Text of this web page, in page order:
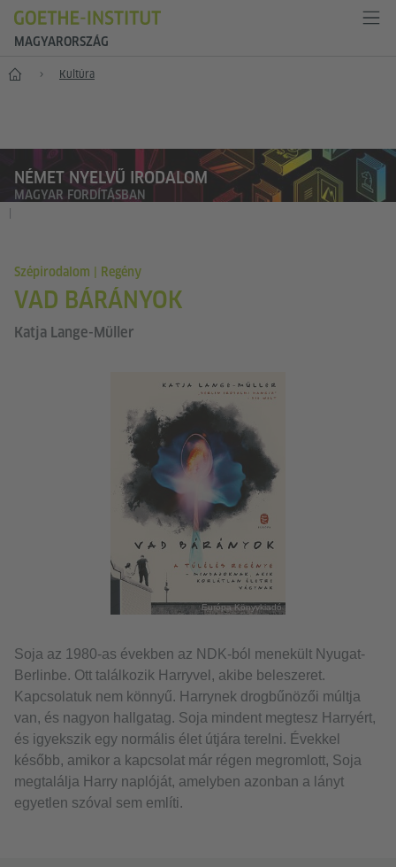
MAGYARORSZÁG
Főoldal Kultúra
NÉMET NYELVŰ IRODALOM
MAGYAR FORDÍTÁSBAN
Szépirodalom | Regény
VAD BÁRÁNYOK
Katja Lange-Müller
Európa Könyvkiadó
Soja az 1980-as években az NDK-ból menekült Nyugat-
Berlinbe. Ott találkozik Harryvel, akibe beleszeret.
Kapcsolatuk nem könnyű. Harrynek drogbűnözői múltja
van, és nagyon hallgatag. Soja mindent megtesz Harryért,
és igyekszik egy normális élet útjára terelni. Évekkel
később, amikor a kapcsolat már régen megromlott, Soja
megtalálja Harry naplóját, amelyben azonban a lányt
egyetlen szóval sem említi.